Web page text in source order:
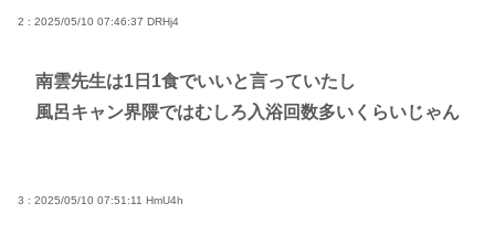
2 : 2025/05/10 07:46:37 DRHj4
南雲先生は1日1食でいいと言っていたし
風呂キャン界隈ではむしろ入浴回数多いくらいじゃん
3 : 2025/05/10 07:51:11 HmU4h